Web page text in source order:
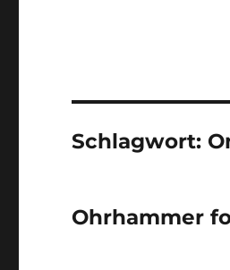
Schlagwort:
Ohrhammer